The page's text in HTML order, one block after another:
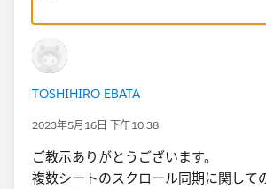
TOSHIHIRO EBATA
2023年5月16日 下午10:38
ご教示ありがとうございます。
複数シートのスクロール同期に関して